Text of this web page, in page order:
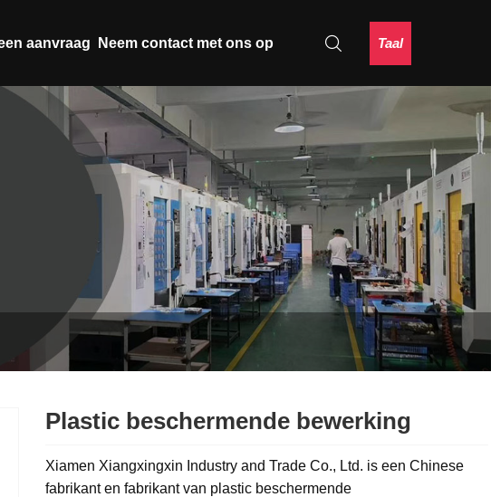
aanvraag Neem contact met ons op Taal
Plastic beschermende bewerking
Xiamen Xiangxingxin Industry and Trade Co., Ltd. is een Chinese
fabrikant en fabrikant van plastic beschermende